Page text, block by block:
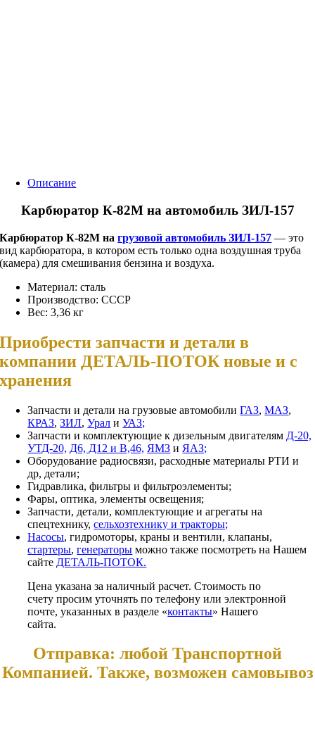
Описание
Карбюратор К-82М на автомобиль ЗИЛ-157
Карбюратор К-82М нагрузовой автомобиль ЗИЛ-157 — это
вид карбюратора, в котором есть только одна воздушная труба
(камера) для смешивания бензина и воздуха.
Материал: сталь
Производство: СССР
Вес: 3,36 кг
Приобрести запчасти и детали в
компании ДЕТАЛЬ-ПОТОК новые и с
хранения
Запчасти и детали на грузовые автомобилиГАЗ,МАЗ,
КРАЗ,ЗИЛ,Урал иУАЗ;
Запчасти и комплектующие к дизельным двигателям Д-20,
УТД-20, Д6, Д12 и В,46, ЯМЗ и ЯАЗ;
Оборудование радиосвязи, расходные материалы РТИ и
др, детали;
Гидравлика, фильтры и фильтроэлементы;
Фары, оптика, элементы освещения;
Запчасти, детали, комплектующие и агрегаты на
спецтехнику,сельхозтехнику и тракторы;
Насосы, гидромоторы, краны и вентили, клапаны,
стартеры,генераторы можно также посмотреть на Нашем
сайте ДЕТАЛЬ-ПОТОК.
Цена указана за наличный расчет. Стоимость по
счету просим уточнять по телефону или электронной
почте, указанных в разделе «контакты» Нашего
сайта.
Отправка: любой Транспортной
Компанией. Также, возможен самовывоз